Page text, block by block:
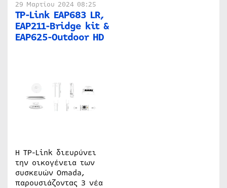
29 Μαρτίου 2024 08:25
TP-Link EAP683 LR,
EAP211-Bridge kit &
EAP625-Outdoor HD
Η TP-Link διευρύνει
την οικογένεια των
συσκευών Omada,
παρουσιάζοντας 3 νέα